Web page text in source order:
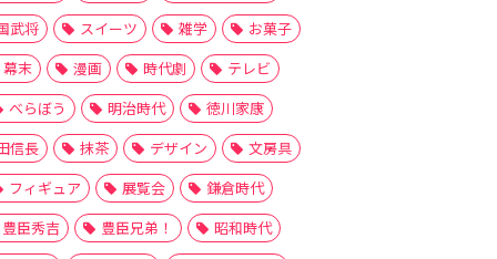
武将
スイーツ 雑学
お菓子
幕末
漫画 時代劇
テレビ
べらぼう
明治時代
徳川家康
信長
抹茶 デザイン
文房具
フィギュア
展覧会
鎌倉時代
豊臣秀吉
豊臣兄弟！
昭和時代